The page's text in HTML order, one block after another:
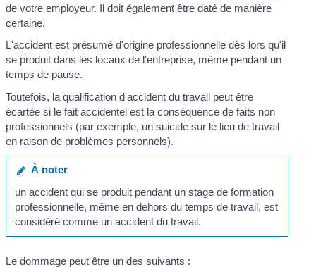
de votre employeur. Il doit également être daté de manière
certaine.
L'accident est présumé d'origine professionnelle dès lors qu'il
se produit dans les locaux de l'entreprise, même pendant un
temps de pause.
Toutefois, la qualification d'accident du travail peut être
écartée si le fait accidentel est la conséquence de faits non
professionnels (par exemple, un suicide sur le lieu de travail
en raison de problèmes personnels).
À noter
un accident qui se produit pendant un stage de formation
professionnelle, même en dehors du temps de travail, est
considéré comme un accident du travail.
Le dommage peut être un des suivants :